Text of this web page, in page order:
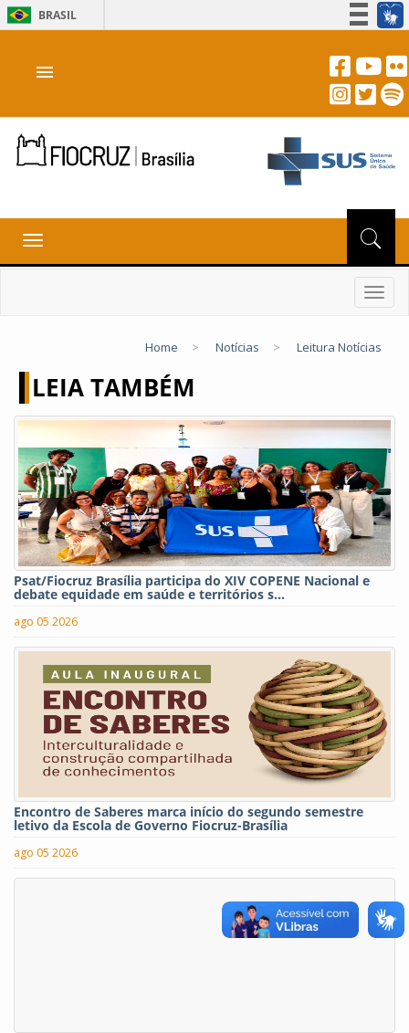
BRASIL
Acesso à informação
Canais
menu
Toggle
navigation
Home > Notícias > Leitura Notícias
LEIA TAMBÉM
Psat/Fiocruz Brasília participa do XIV COPENE Nacional e
debate equidade em saúde e territórios s...
ago 05 2026
Encontro de Saberes marca início do segundo semestre
letivo da Escola de Governo Fiocruz-Brasília
ago 05 2026